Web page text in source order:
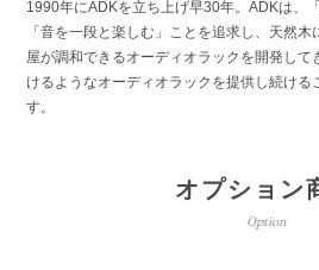
1990年にADKを立ち上げ早30年。ADKは、
「音を一段と楽しむ」ことを追求し、天然
屋が調和できるオーディオラックを開発し
けるようなオーディオラックを提供し続け
す。
オプション
Option